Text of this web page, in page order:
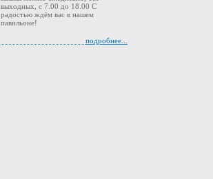
выходных, с 7.00 до 18.00 С
радостью ждём вас в нашем
павильоне!
подробнее...